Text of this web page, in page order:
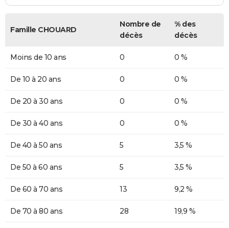
Famille CHOUARD
Nombre de
décès
% des
décès
Moins de 10 ans 0 0 %
De 10 à 20 ans 0 0 %
De 20 à 30 ans 0 0 %
De 30 à 40 ans 0 0 %
De 40 à 50 ans 5 3,5 %
De 50 à 60 ans 5 3,5 %
De 60 à 70 ans 13 9,2 %
De 70 à 80 ans 28 19,9 %